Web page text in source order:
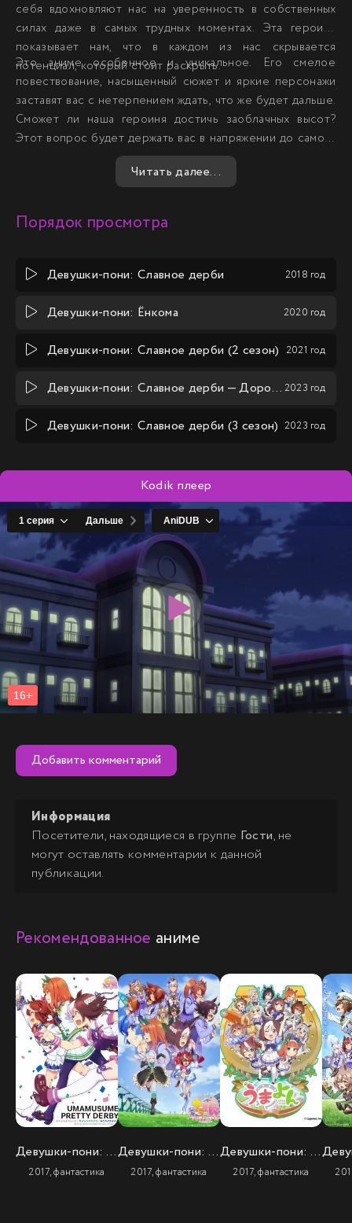
себя вдохновляют нас на уверенность в собственных
силах даже в самых трудных моментах. Эта героиня
показывает нам, что в каждом из нас скрывается
потенциал, который стоит раскрыть.
Это аниме особенное и уникальное. Его смелое
повествование, насыщенный сюжет и яркие персонажи
заставят вас с нетерпением ждать, что же будет дальше.
Сможет ли наша героиня достичь заоблачных высот?
Этот вопрос будет держать вас в напряжении до самого
Читать далее...
Порядок просмотра
Девушки-пони: Славное дерби 2018 год
Девушки-пони: Ёнкома 2020 год
Девушки-пони: Славное дерби (2 сезон) 2021 год
Девушки-пони: Славное дерби — Дорога к вершине 2023 год
Девушки-пони: Славное дерби (3 сезон) 2023 год
Kodik плеер
Добавить комментарий
Информация
Посетители, находящиеся в группе Гости, не
могут оставлять комментарии к данной
публикации.
Рекомендованное аниме
Девушки-пони: Славное дерби
2017, фантастика
Девушки-пони: Славное дерби (2 сезон)
2017, фантастика
Девушки-пони: Ёнкома
2017, фантастика